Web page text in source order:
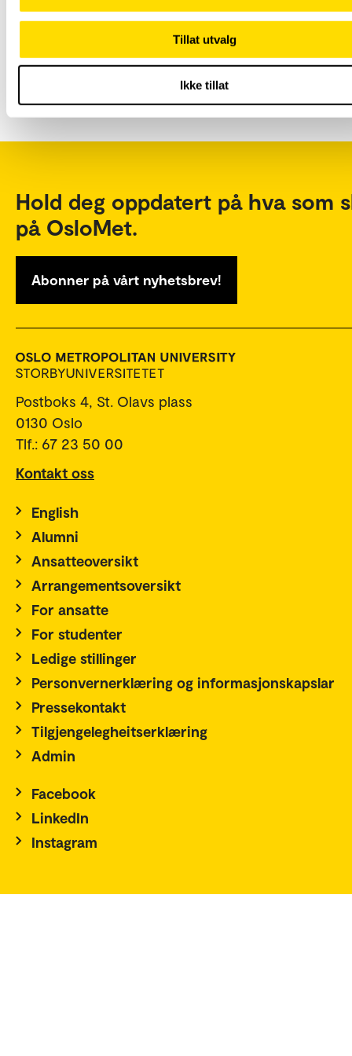
Tillat utvalg
Ikke tillat
Etter- og videreutdanning fra OsloMet gir deg
kompetanseløftet du trenger. Vi tilbyr alt fra
enkeltemner til en hel grad.
Hold deg oppdatert på hva som
på OsloMet.
Abonner på vårt nyhetsbrev!
Postboks 4, St. Olavs plass
0130 Oslo
Tlf.: 67 23 50 00
Kontakt oss
English
Alumni
Ansatteoversikt
Arrangementsoversikt
For ansatte
For studenter
Ledige stillinger
Personvernerklæring og informasjonskapslar
Pressekontakt
Tilgjengelegheitserklæring
Admin
Facebook
LinkedIn
Instagram